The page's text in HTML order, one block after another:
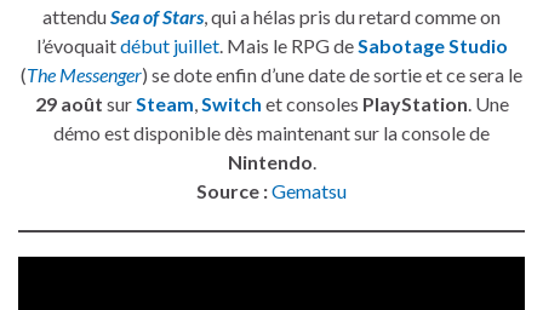
attenduSea of Stars , qui a hélas pris du retard comme on
l’évoquaitdébut juillet. Mais le RPG de Sabotage Studio
(The Messenger) se dote enfin d’une date de sortie et ce sera le
29 août sur Steam Switch et consoles PlayStation . Une
démo est disponible dès maintenant sur la console de
Nintendo
Source :Gematsu